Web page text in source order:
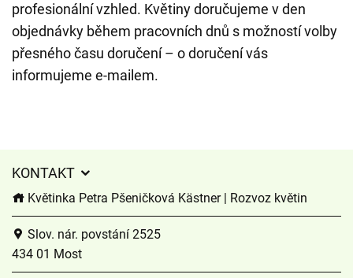
profesionální vzhled. Květiny doručujeme v den
objednávky během pracovních dnů s možností volby
přesného času doručení – o doručení vás
informujeme e-mailem.
KONTAKT
Květinka Petra Pšeničková Kästner | Rozvoz květin
Slov. nár. povstání 2525
434 01 Most